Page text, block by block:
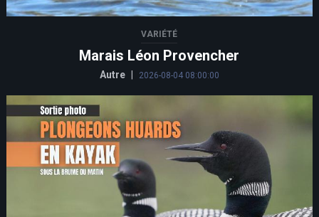
VARIÉTÉ
Marais Léon Provencher
Autre 2026-08-04 08:00:00